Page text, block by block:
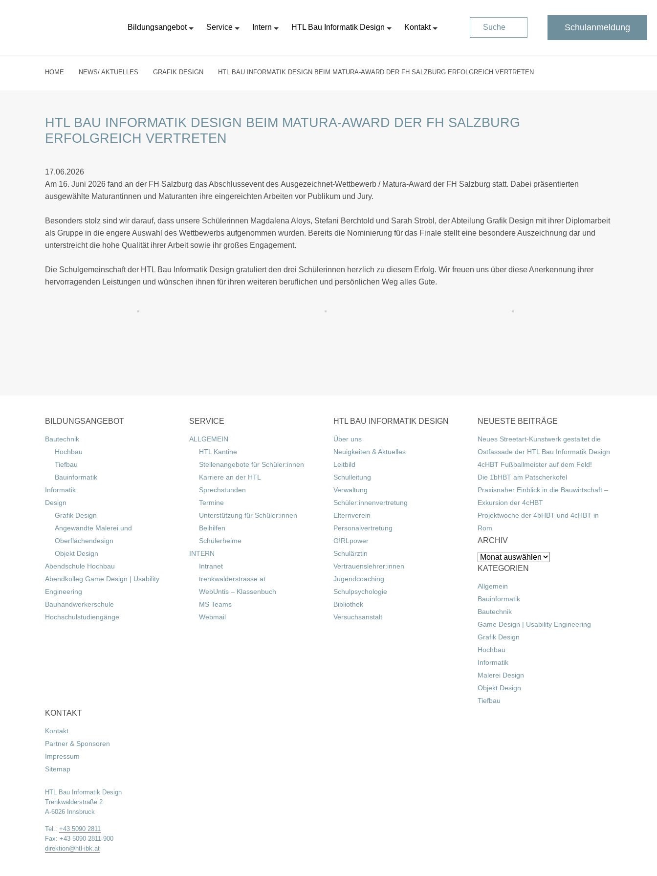
Bildungsangebot Service Intern HTL Bau Informatik Design Kontakt Suche Schulanmeldung
HOME NEWS/ AKTUELLES GRAFIK DESIGN HTL BAU INFORMATIK DESIGN BEIM MATURA-AWARD DER FH SALZBURG ERFOLGREICH VERTRETEN
HTL BAU INFORMATIK DESIGN BEIM MATURA-AWARD DER FH SALZBURG
ERFOLGREICH VERTRETEN
17.06.2026
Am 16. Juni 2026 fand an der FH Salzburg das Abschlussevent des Ausgezeichnet-Wettbewerb / Matura-Award der FH Salzburg statt. Dabei präsentierten
ausgewählte Maturantinnen und Maturanten ihre eingereichten Arbeiten vor Publikum und Jury.
Besonders stolz sind wir darauf, dass unsere Schülerinnen Magdalena Aloys, Stefani Berchtold und Sarah Strobl, der Abteilung Grafik Design mit ihrer Diplomarbeit
als Gruppe in die engere Auswahl des Wettbewerbs aufgenommen wurden. Bereits die Nominierung für das Finale stellt eine besondere Auszeichnung dar und
unterstreicht die hohe Qualität ihrer Arbeit sowie ihr großes Engagement.
Die Schulgemeinschaft der HTL Bau Informatik Design gratuliert den drei Schülerinnen herzlich zu diesem Erfolg. Wir freuen uns über diese Anerkennung ihrer
hervorragenden Leistungen und wünschen ihnen für ihren weiteren beruflichen und persönlichen Weg alles Gute.
BILDUNGSANGEBOT
Bautechnik
Hochbau
Tiefbau
Bauinformatik
Informatik
Design
Grafik Design
Angewandte Malerei und
Oberflächendesign
Objekt Design
Abendschule Hochbau
Abendkolleg Game Design | Usability
Engineering
Bauhandwerkerschule
Hochschulstudiengänge
SERVICE
ALLGEMEIN
HTL Kantine
Stellenangebote für Schüler:innen
Karriere an der HTL
Sprechstunden
Termine
Unterstützung für Schüler:innen
Beihilfen
Schülerheime
INTERN
Intranet
trenkwalderstrasse.at
WebUntis – Klassenbuch
MS Teams
Webmail
HTL BAU INFORMATIK DESIGN
Über uns
Neuigkeiten & Aktuelles
Leitbild
Schulleitung
Verwaltung
Schüler:innenvertretung
Elternverein
Personalvertretung
G!RLpower
Schulärztin
Vertrauenslehrer:innen
Jugendcoaching
Schulpsychologie
Bibliothek
Versuchsanstalt
NEUESTE BEITRÄGE
Neues Streetart-Kunstwerk gestaltet die
Ostfassade der HTL Bau Informatik Design
4cHBT Fußballmeister auf dem Feld!
Die 1bHBT am Patscherkofel
Praxisnaher Einblick in die Bauwirtschaft –
Exkursion der 4cHBT
Projektwoche der 4bHBT und 4cHBT in
Rom
ARCHIV
Archiv
KATEGORIEN
Allgemein
Bauinformatik
Bautechnik
Game Design | Usability Engineering
Grafik Design
Hochbau
Informatik
Malerei Design
Objekt Design
Tiefbau
KONTAKT
Kontakt
Partner & Sponsoren
Impressum
Sitemap
HTL Bau Informatik Design
Trenkwalderstraße 2
A-6026 Innsbruck
Tel.: +43 5090 2811
Fax: +43 5090 2811-900
direktion@htl-ibk.at